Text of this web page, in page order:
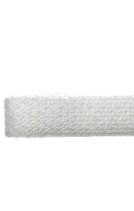
Image zoomed out, normal view